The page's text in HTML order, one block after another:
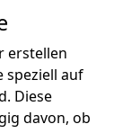
erstellen
speziell auf
Diese
davon, ob